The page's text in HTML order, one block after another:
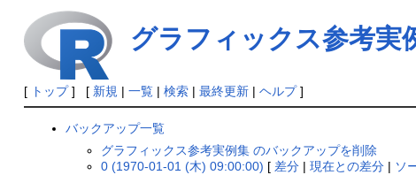
グラフィックス参考実
[ トップ] [ 新規 | 一覧| 検索| 最終更新| ヘルプ]
バックアップ一覧
グラフィックス参考実例集 のバックアップを削除
0 (1970-01-01 (木) 09:00:00) [ 差分 |現在との差分 | ソ